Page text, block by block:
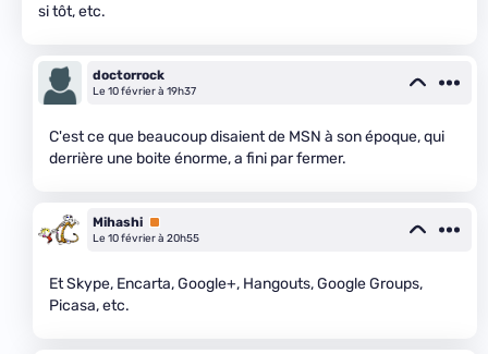
si tôt, etc.
doctorrock
Le 10 février à 19h37
C'est ce que beaucoup disaient de MSN à son époque, qui
derrière une boite énorme, a fini par fermer.
Mihashi Premium
Le 10 février à 20h55
Et Skype, Encarta, Google+, Hangouts, Google Groups,
Picasa, etc.